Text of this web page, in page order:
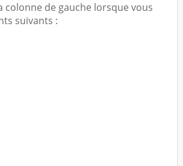
colonne de gauche lorsque vous
suivants :